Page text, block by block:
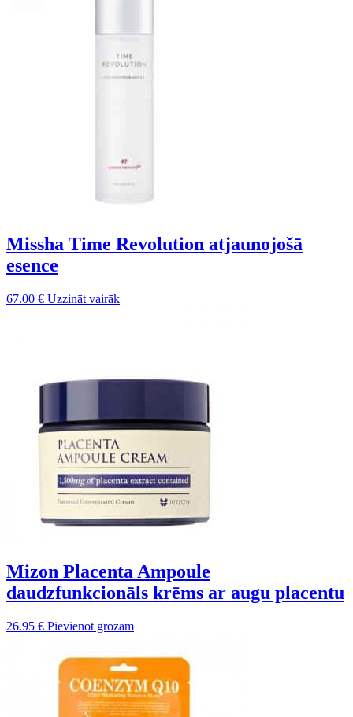
Missha Time Revolution atjaunojošā
esence
67.00 € Uzzināt vairāk
Mizon Placenta Ampoule
daudzfunkcionāls krēms ar augu placentu
26.95 € Pievienot grozam